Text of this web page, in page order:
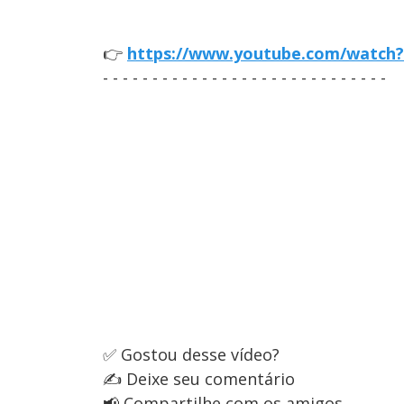
👉 https://www.youtube.com/
- - - - - - - - - - - - - - - - - - - - - - - - - - - - -
✅ Gostou desse vídeo?
✍️ Deixe seu comentário